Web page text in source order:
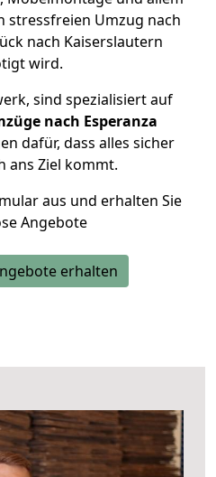
stressfreien Umzug nach
nach Kaiserslautern
wird.
sind spezialisiert auf
nach Esperanza
dafür, dass alles sicher
ans Ziel kommt.
aus und erhalten Sie
Angebote
erhalten